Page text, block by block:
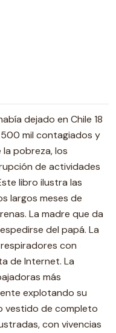
dejado en Chile 18
mil contagiados y
pobreza, los
de actividades
libro ilustra las
largos meses de
La madre que da
del papá. La
con
de Internet. La
más
explotando su
vestido de completo
con vivencias